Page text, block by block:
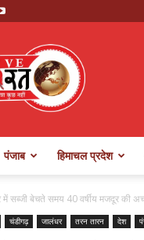
Live
Bharat
पंजाब हिमाचल प्रदेश
में सब्जी बेचते समय 40 वर्षीय मजदूर की
चंडीगढ़ जालंधर तरन तारन देश